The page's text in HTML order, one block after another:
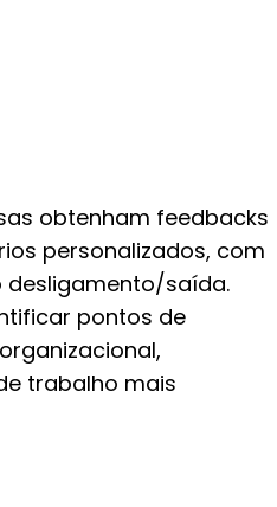
obtenham feedbacks
personalizados, com
desligamento/saída.
pontos de
trabalho mais